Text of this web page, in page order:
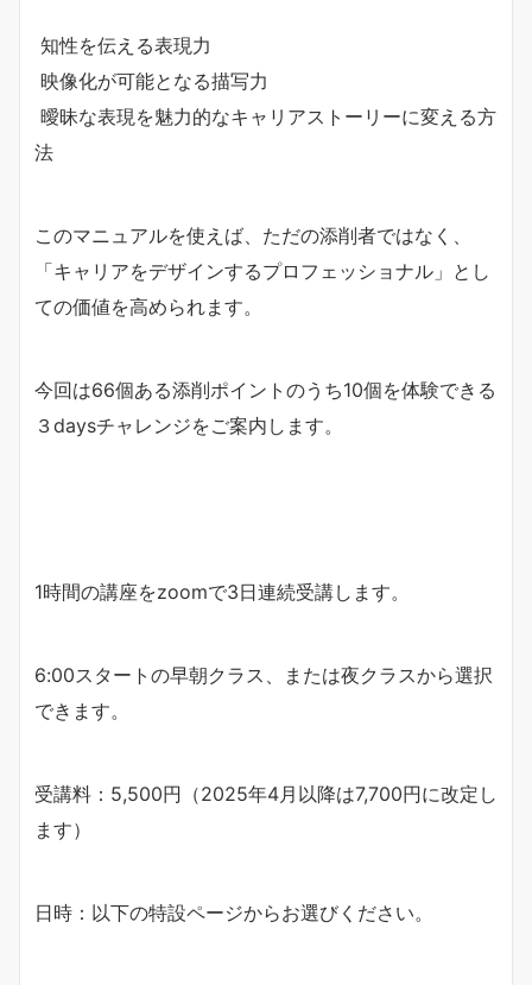
知性を伝える表現力
映像化が可能となる描写力
曖昧な表現を魅力的なキャリアストーリーに変える方
法
このマニュアルを使えば、ただの添削者ではなく、
「キャリアをデザインするプロフェッショナル」とし
ての価値を高められます。
今回は66個ある添削ポイントのうち10個を体験できる
３daysチャレンジをご案内します。
1時間の講座をzoomで3日連続受講します。
6:00スタートの早朝クラス、または夜クラスから選択
できます。
受講料：5,500円（2025年4月以降は7,700円に改定し
ます）
日時：以下の特設ページからお選びください。